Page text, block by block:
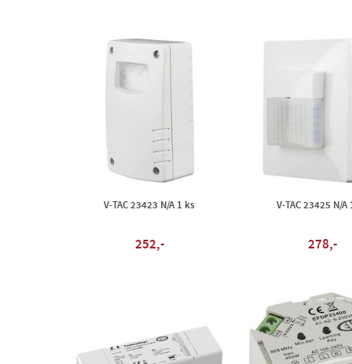
V-TAC 23423 N/A 1 ks
252,-
V-TAC 23425 N/A
278,-